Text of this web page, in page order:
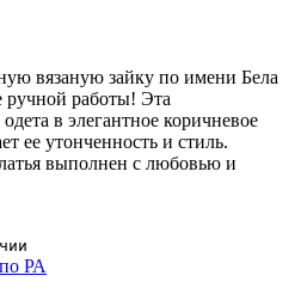
вязаную зайку по имени Бела
ручной работы! Эта
в элегантное коричневое
ее утонченность и стиль.
выполнен с любовью и
РА